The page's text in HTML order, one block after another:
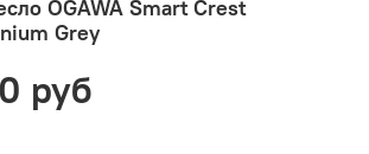
OGAWA Smart Crest
Grey
руб